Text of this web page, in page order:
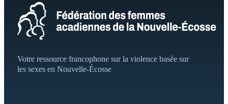
Votre ressource francophone sur la violence basée sur
les sexes en Nouvelle-Écosse